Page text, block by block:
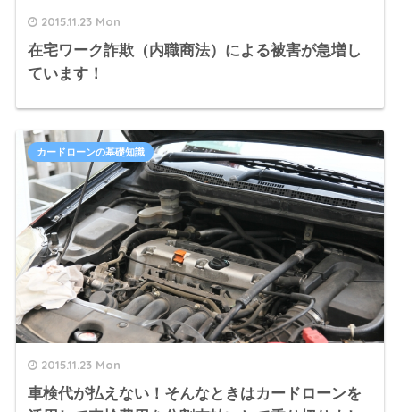
2015.11.23 Mon
在宅ワーク詐欺（内職商法）による被害が急増し
ています！
2015.11.23 Mon
車検代が払えない！そんなときはカードローンを
カードローンの基礎知識